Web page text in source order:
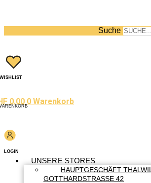
Suche
WISHLIST
0.00 0 Warenkorb
LOGIN
UNSERE STORES
HAUPTGESCHÄFT THALWIL
GOTTHARDSTRASSE 42